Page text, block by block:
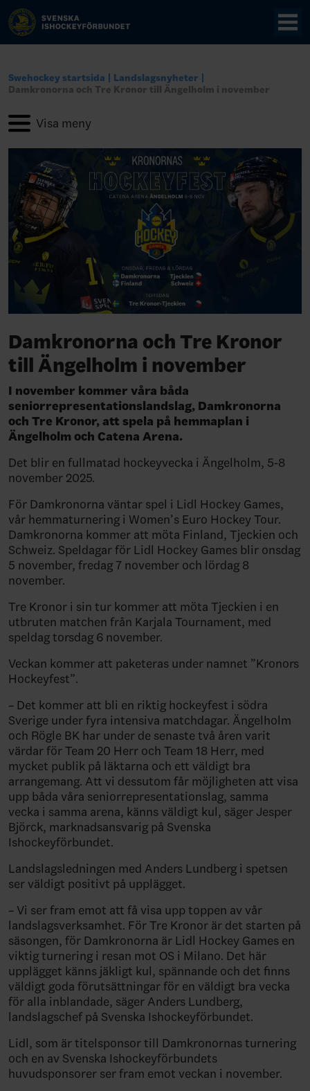
Swehockey startsida
Landslagsnyheter
Damkronorna och Tre Kronor till Ängelholm i november
Damkronorna och Tre Kronor
till Ängelholm i november
I november kommer våra båda
seniorrepresentationslandslag, Damkronorna
och Tre Kronor, att spela på hemmaplan i
Ängelholm och Catena Arena.
Det blir en fullmatad hockeyvecka i Ängelholm, 5-8
november 2025.
För Damkronorna väntar spel i Lidl Hockey Games,
vår hemmaturnering i Women’s Euro Hockey Tour.
Damkronorna kommer att möta Finland, Tjeckien och
Schweiz. Speldagar för Lidl Hockey Games blir onsdag
5 november, fredag 7 november och lördag 8
november.
Tre Kronor i sin tur kommer att möta Tjeckien i en
utbruten matchen från Karjala Tournament, med
speldag torsdag 6 november.
Veckan kommer att paketeras under namnet ”Kronors
Hockeyfest”.
– Det kommer att bli en riktig hockeyfest i södra
Sverige under fyra intensiva matchdagar. Ängelholm
och Rögle BK har under de senaste två åren varit
värdar för Team 20 Herr och Team 18 Herr, med
mycket publik på läktarna och ett väldigt bra
arrangemang. Att vi dessutom får möjligheten att visa
upp båda våra seniorrepresentationslag, samma
vecka i samma arena, känns väldigt kul, säger Jesper
Björck, marknadsansvarig på Svenska
Ishockeyförbundet.
Landslagsledningen med Anders Lundberg i spetsen
ser väldigt positivt på upplägget.
– Vi ser fram emot att få visa upp toppen av vår
landslagsverksamhet. För Tre Kronor är det starten på
säsongen, för Damkronorna är Lidl Hockey Games en
viktig turnering i resan mot OS i Milano. Det här
upplägget känns jäkligt kul, spännande och det finns
väldigt goda förutsättningar för en väldigt bra vecka
för alla inblandade, säger Anders Lundberg,
landslagschef på Svenska Ishockeyförbundet.
Lidl, som är titelsponsor till Damkronornas turnering
och en av Svenska Ishockeyförbundets
huvudsponsorer ser fram emot veckan i november.